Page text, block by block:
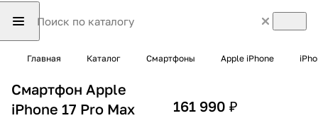
Главная Каталог Смартфоны Apple iPhone
Смартфон Apple
iPhone 17 Pro Max
161 990 ₽